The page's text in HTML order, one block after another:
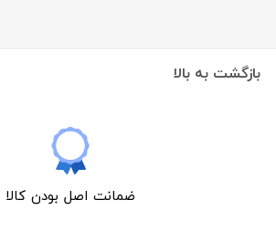
بازگشت به بالا
ﺿﻤﺎﻧﺖ اﺻﻞ ﺑﻮدن ﮐﺎﻟﺎ